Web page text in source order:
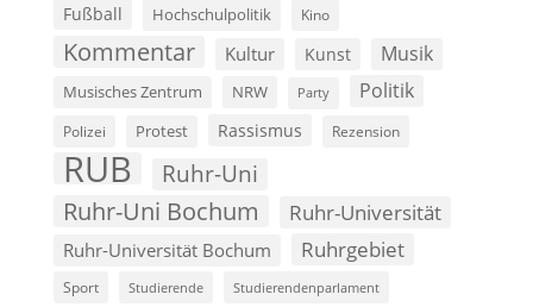
Fußball Hochschulpolitik Kino
Kommentar Kultur Kunst Musik
Musisches Zentrum NRW Party Politik
Polizei Protest Rassismus Rezension
RUB Ruhr-Uni
Ruhr-Uni Bochum Ruhr-Universität
Ruhr-Universität Bochum Ruhrgebiet
Sport Studierende Studierendenparlament